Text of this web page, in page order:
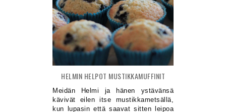
HELMIN HELPOT MUSTIKKAMUFFINIT
Meidän Helmi ja hänen ystävänsä
kävivät eilen itse mustikkametsällä,
kun lupasin että saavat sitten leipoa